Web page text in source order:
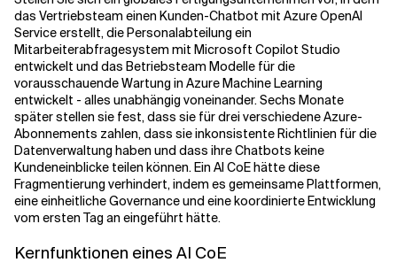
das Vertriebsteam einen Kunden-Chatbot mit Azure OpenAI
Service erstellt, die Personalabteilung ein
Mitarbeiterabfragesystem mit Microsoft Copilot Studio
entwickelt und das Betriebsteam Modelle für die
vorausschauende Wartung in Azure Machine Learning
entwickelt - alles unabhängig voneinander. Sechs Monate
später stellen sie fest, dass sie für drei verschiedene Azure-
Abonnements zahlen, dass sie inkonsistente Richtlinien für die
Datenverwaltung haben und dass ihre Chatbots keine
Kundeneinblicke teilen können. Ein AI CoE hätte diese
Fragmentierung verhindert, indem es gemeinsame Plattformen,
eine einheitliche Governance und eine koordinierte Entwicklung
vom ersten Tag an eingeführt hätte.
Kernfunktionen eines AI CoE